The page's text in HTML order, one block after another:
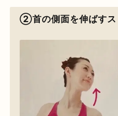
②首の側面を伸ばすス